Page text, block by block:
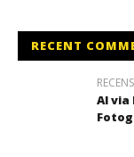
RECENT
Al via